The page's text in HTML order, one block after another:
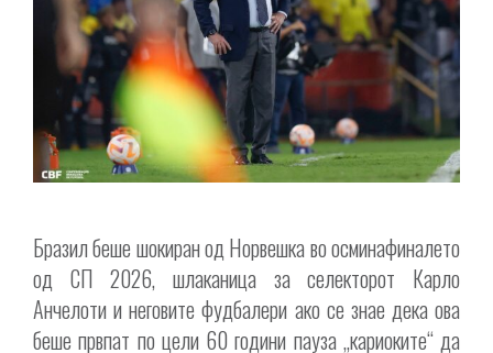
Бразил беше шокиран од Норвешка во осминафиналето
од СП 2026, шлаканица за селекторот Карло
Анчелоти и неговите фудбалери ако се знае дека ова
беше првпат по цели 60 години пауза „кариоките“ да